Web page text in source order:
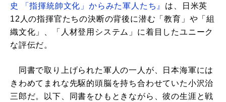
史 「指揮統帥文化」からみた軍人たち』 は、日米英
12人の指揮官たちの決断の背後に潜む「教育」や「組
織文化」、「人材登用システム」に着目したユニーク
な評伝だ。
同書で取り上げられた軍人の一人が、日本海軍には
きわめてまれな先駆的頭脳を持ち合わせていた小沢治
三郎だ。以下、同書をひもときながら、彼の生涯と戦